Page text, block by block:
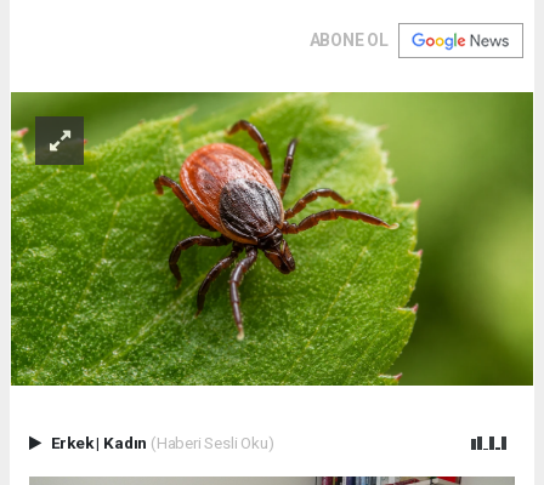
ABONE OL
Erkek| Kadın (Haberi Sesli Oku)